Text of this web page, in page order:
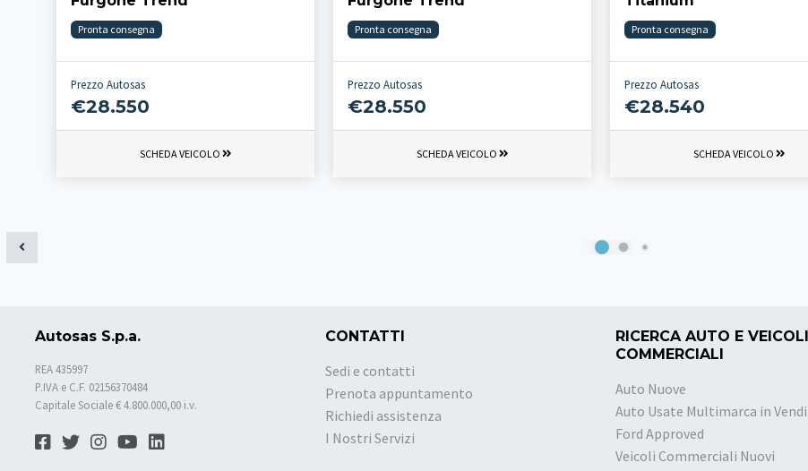
Pronta consegna
Prezzo Autosas
€28.550
SCHEDA VEICOLO
Pronta consegna
Prezzo Autosas
€28.550
SCHEDA VEICOLO
Pronta consegna
Prezzo Autosas
€28.540
SCHEDA VEICOLO
Autosas S.p.a.
REA 435997
P.IVA e C.F. 02156370484
Capitale Sociale € 4.800.000,00 i.v.
CONTATTI
Sedi e contatti
Prenota appuntamento
Richiedi assistenza
I Nostri Servizi
RICERCA AUTO E VEICOLI
COMMERCIALI
Auto Nuove
Auto Usate Multimarca in
Ford Approved
Veicoli Commerciali Nuovi